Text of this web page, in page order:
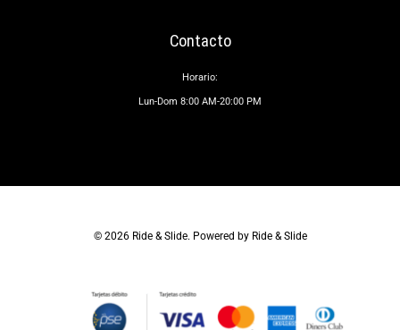
Contacto
Horario:
Lun-Dom 8:00 AM-20:00 PM
© 2026 Ride & Slide. Powered by Ride & Slide